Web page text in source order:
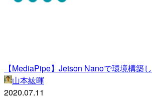
【MediaPipe】Jetson Nanoで環境構築
山本紘暉
2020.07.11